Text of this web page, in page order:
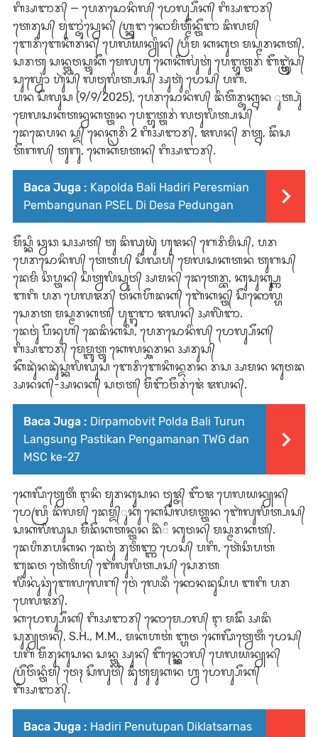
ᬕᬶᬅᬜᬭ᭄ — ᬧᬾᬭᬲᭀᬦᬶᬮ᭄ ᬧᭀᬮ᭄ᬲᭂᬓ᭄ ᬕᬶᬅᬜᬭ᭄
ᬢᬾᬭᬸᬲ᭄ ᬫᬸᬜ᭄ᬚᬸᬂᬲ᭄ᬯᬾᬦ᭄ ᬳ᭄ᬭ᭄ᬓᬸᬗ ᬓᭀᬫᬶᬢ᭄ᬫᭂᬦ᭄ᬢᭂᬜ ᬤᬶᬮᬫ᭄
ᬩᬾᬭᬶᬩᬾᬓᬶᬭᬦ᭄ ᬧᬾᬮᬬᬦ᭄ᬬᬶᬦ᭄ ᬧ᭄ᬭᬶᬫ ᬓᬓᬸᬯ ᬫᬲ᭄ᬫᬭᬓᬢ᭄,
ᬲᬭᬢᬸ ᬲᬦ᭄ᬢ᭄ᬮᬸᬯᬲ᭄ᬢᬸᬓᭂ ᬫᬾᬮᬸᬳᬸ ᬓᬾᬓᬶᬮᬸᬂᬢᬸᬂ ᬧᬾᬗ᭄ᬳᬸᬢ᭄ᬢᬭᬂ ᬩᭂᬗ᭄ᬳ᭄ᬭ᭄ᬢᬸᬃᬲ᭄
ᬲᬸᬮ᭄ᬯᭀᬂ ᬳᬸᬃᬲ᭄ ᬮᬯᬸᬮᬶᬢ᭄ᬧᬲ᭄ ᬅᬸᬢᬸᬃ ᬧᭀᬲ᭄ ᬧᬕᬶ.
ᬧᬦ ᬲᭂᬮᬸᬲ (9/9/2025), ᬧᬾᬭᬲᭀᬦᬶᬮ᭄ ᬤᬶᬢᭂᬭ᭄ᬚᬸᬓ᭄ᬦᬦ ᬸᬢ᭄ᬧᬸᬃ
ᬫᬾᬮᬲᬓᬢᬦ᭄ᬯᬓᬢ᭄ᬢᬦ ᬧᬾᬗ᭄ᬳᬸᬢ᭄ᬢᬭᬂ ᬮᬯᬸᬮᬶᬢ᭄ᬧᬲ᭄
ᬤᬾᬤᬾᬧᬦ ᬲ᭄ᬤ᭄ ᬦᬾᬓᬺᬭᬶ 2 ᬕᬶᬅᬜᬭ᭄, ᬚᬮᬦ᭄ ᬭᬢ᭄ᬦ, ᬤᭂᬲ
ᬢᭂᬕᬮ᭄ ᬢᬸᬕᬸ, ᬓᬾᬓᬫᬢᬦ᭄ ᬕᬶᬅᬜᬭ᭄.
Baca Juga : Kapolda Bali Hadiri Peresmian
Pembangunan PSEL Di Desa Pedungan
ᬫᭂᬲ᭄ᬓᬶ ᬘ᭄ᬯᬘ ᬲᬅᬢ᭄ ᬢᬸ ᬤᬶᬖᬸᬬᬸᬃ ᬳᬸᬚᬦ᭄ ᬕᬾᬭᬶᬫᬶᬲ᭄, ᬧᬭ
ᬧᬾᬭᬲᭀᬦᬶᬮ᭄ ᬢᬾᬢᬧ᭄ ᬲᬶᬖᬧ᭄ ᬫᬾᬮᬲᬓᬢᬦ ᬢᬸᬕᬲ᭄
ᬤᬾᬫᬶ ᬘᬶᬧ᭄ᬢᬦ᭄ ᬲᬶᬢ᭄ᬯᬮᬶᬲ᭄ᬯᬸᬯ᭄ ᬅᬫᬦ᭄ ᬤᬾᬢᬾᬭ᭄ᬪ, ᬓᬸᬲᬸᬓ᭄ᬲ᭄ᬜ
ᬩᬕᬶ ᬧᬭ ᬧᬾᬮᬚᬭ᭄ ᬯᬓᬳᭂᬤᬓ᭄ ᬩᬾᬃᬓᬦ᭄ᬢ᭄ ᬲᭂᬓᭀᬮ᭄ᬳ
ᬲᬾᬭᬢ ᬫᬲ᭄ᬫᬭᬓᬢ᭄ ᬧᬸᬗ᭄ᬕᬸᬜ ᬚᬮᬦ᭄ ᬅᬮᬶᬃᬜ.
ᬤᬾᬯᬸᬂ ᬧᭂᬦᬸᬳ᭄ ᬤᬾᬤᬶᬓᬲᬶ, ᬧᬾᬭᬲᭀᬦᬶᬮ᭄ ᬧᭀᬮ᭄ᬲᭂᬓ᭄
ᬕᬶᬅᬜᬭ᭄ ᬫᬾᬫ᭄ᬩᬸᬢ᭄ᬢᬸ ᬓᬾᬮᬦ᭄ᬘᬭᬦ ᬅᬭᬸᬲ᭄
ᬓᭂᬤᬸᬃᬦᬤᬸᬃᬲ᭄ᬓᬮᬶᬖᬸᬲ ᬩᬾᬭᬶᬩᬾᬓᬶᬦ᭄ᬤᬭᬦ ᬭᬲ ᬅᬫᬦ ᬓᬸᬯᬤ
ᬅᬦᬓ᭄-ᬅᬦᬓ᭄ ᬲᬯᬢ᭄ ᬫᭂᬜᭂᬯᭂᬭᬂᬚᬾᬂ ᬚᬮᬦ᭄.
Baca Juga : Dirpamobvit Polda Bali Turun
Langsung Pastikan Pengamanan TWG dan
MSC ke-27
ᬓᬾᬖᭂᬢ᭄ᬯᬾᬢᬶᬂ ᬇᬦᬶ ᬫᬸᬭᬓᬸᬲᬦ ᬯᬸᬚ᭄ᬚ᭄ ᬜᭂᬚ ᬧᬾᬮᬬᬦ᭄ᬬᬦ᭄
ᬧᭀᬮ᭄ᬭᬶ ᬤᬶᬮᬫ᭄ ᬤᬾᬫ᭄ᬤ᭄ᬸᬓᬸᬂ ᬓᬾᬲᭂᬮᬫᬢ᭄ᬢᬦ ᬩᬾᬃᬮᬸᬮᬶᬢ᭄ᬧᬲ᭄
ᬲᬓᬮᬶᬖᬸᬲ ᬫᭂᬤᭂᬓᬢᬦ᭄ᬢᬦ ᬤᬶᬃᬶ ᬓᬸᬯᬦ᭄ ᬫᬲ᭄ᬫᬭᬓᬢ᭄.
ᬤᬾᬳᬶᬭᬧᬓᬦ ᬤᬾᬯᬸᬂ ᬭᬸᬢᬶᬜ᭄ᬜ ᬧᭀᬲ᭄ ᬧᬕᬶ, ᬢᬾᬃᬘᬶᬧᬢ
ᬩᬸᬤᬯ ᬢᬾᬃᬢᬶᬧ᭄ ᬩᬾᬃᬮᬸᬮᬶᬢ᭄ᬧᬲ᭄ ᬲᬾᬭᬢ
ᬮᬶᬂᬔᬸᬂᬘᬸᬂᬩᬾᬮᬮᬾᬕ᭄ ᬯᬾᬂ ᬮᬾᬪᬶᬂ ᬓᭀᬦᬤᬸᬲᬶᬧ ᬩᬕᬶ ᬧᬭ
ᬧᬾᬮᬚᬭ᭄.
ᬓᬧᭀᬮ᭄ᬲᭂᬓ᭄ ᬕᬶᬅᬜᬭ᭄ ᬓᭀᬫ᭄ᬧᭀᬮ᭄ ᬇ ᬫᬤᭂ ᬅᬤᬶ
ᬲᬸᬭ᭄ᬬᬯᬦ᭄, S.H., M.M., ᬫᬓᬳᬢᬂ ᬩ᭄ᬳᬯ ᬓᬾᬖᭂᬢ᭄ᬯᬾᬢᬶᬂ ᬧᭀᬲ᭄
ᬧᬕᬶ ᬫᭂᬭᬸᬓᬸᬲᬦ ᬲᬦ᭄ᬢ᭄ᬮᬸ ᬅᬸᬦ᭄ ᬩᭂᬦ᭄ᬢ᭄ᬓᭀᬮ᭄ ᬧᬾᬮᬬᬦ᭄ᬬᬦ᭄
ᬧ᭄ᬭᭂᬯᭂᬦ᭄ᬢᬶᬫ᭄ ᬯᬾᬄ ᬲᭂᬮᬸᬯ᭄ ᬤᬶᬸᬢᬸᬫᬸᬓᬦ ᬳ᭄ᬯ ᬧᭀᬮ᭄ᬲᭂᬓ᭄
ᬕᬶᬅᬜᬭ᭄.
Baca Juga : Hadiri Penutupan Diklatsarnas